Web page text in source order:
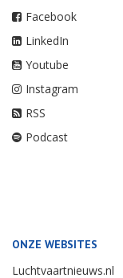
Facebook
LinkedIn
Youtube
Instagram
RSS
Podcast
ONZE WEBSITES
Luchtvaartnieuws.nl